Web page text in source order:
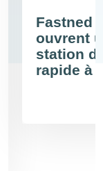
Fastned
ouvrent
station
rapide à